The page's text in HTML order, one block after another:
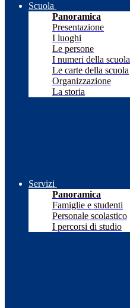
Scuola
Panoramica
Presentazione
I luoghi
Le persone
I numeri della scuola
Le carte della scuola
Organizzazione
La storia
Servizi
Panoramica
Famiglie e studenti
Personale scolastico
I percorsi di studio